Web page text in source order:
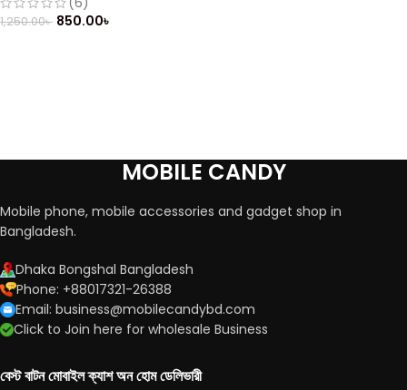
1,250.00৳ 850.00৳
MOBILE CANDY
Mobile phone, mobile accessories and gadget shop in
Bangladesh.
Dhaka Bongshal Bangladesh
Phone: +88017321-26388
Email: business@mobilecandybd.com
Click to Join here for wholesale Business
বেস্ট বাটন মোবাইল ক্যাশ অন হোম ডেলিভারী